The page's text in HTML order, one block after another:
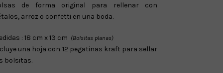
de forma original para rellenar con
arroz o confetti en una boda.
: 18 cm x 13 cm (Bolsitas planas)
una hoja con 12 pegatinas kraft para sellar
bolsitas.